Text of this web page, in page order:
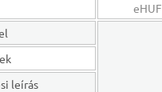
eHUF
leírás